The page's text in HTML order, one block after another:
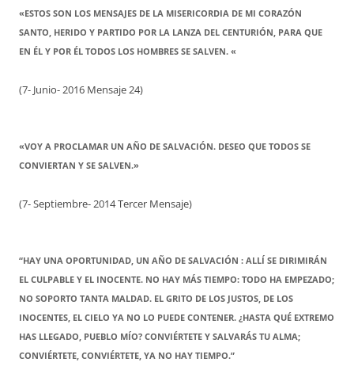
«ESTOS SON LOS MENSAJES DE LA MISERICORDIA DE MI CORAZÓN
SANTO, HERIDO Y PARTIDO POR LA LANZA DEL CENTURIÓN, PARA QUE
EN ÉL Y POR ÉL TODOS LOS HOMBRES SE SALVEN. «
(7- Junio- 2016 Mensaje 24)
«VOY A PROCLAMAR UN AÑO DE SALVACIÓN. DESEO QUE TODOS SE
CONVIERTAN Y SE SALVEN.»
(7- Septiembre- 2014 Tercer Mensaje)
“HAY UNA OPORTUNIDAD, UN AÑO DE SALVACIÓN : ALLÍ SE DIRIMIRÁN
EL CULPABLE Y EL INOCENTE. NO HAY MÁS TIEMPO: TODO HA EMPEZADO;
NO SOPORTO TANTA MALDAD. EL GRITO DE LOS JUSTOS, DE LOS
INOCENTES, EL CIELO YA NO LO PUEDE CONTENER. ¿HASTA QUÉ EXTREMO
HAS LLEGADO, PUEBLO MÍO? CONVIÉRTETE Y SALVARÁS TU ALMA;
CONVIÉRTETE, CONVIÉRTETE, YA NO HAY TIEMPO.”